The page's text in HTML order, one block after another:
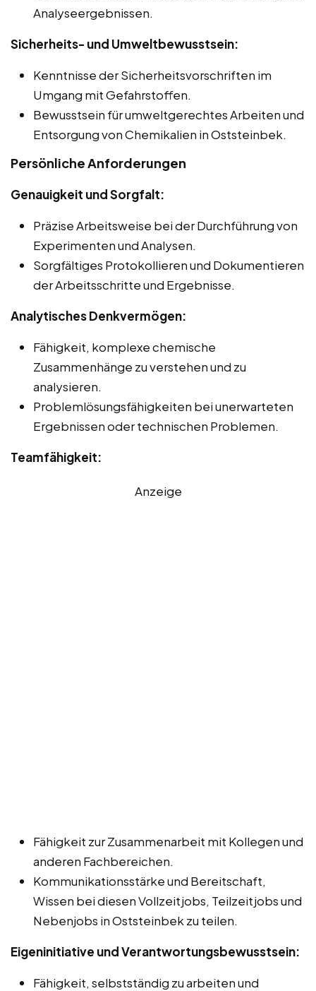
Analyseergebnissen.
Sicherheits- und Umweltbewusstsein:
Kenntnisse der Sicherheitsvorschriften im
Umgang mit Gefahrstoffen.
Bewusstsein für umweltgerechtes Arbeiten und
Entsorgung von Chemikalien in Oststeinbek.
Persönliche Anforderungen
Genauigkeit und Sorgfalt:
Präzise Arbeitsweise bei der Durchführung von
Experimenten und Analysen.
Sorgfältiges Protokollieren und Dokumentieren
der Arbeitsschritte und Ergebnisse.
Analytisches Denkvermögen:
Fähigkeit, komplexe chemische
Zusammenhänge zu verstehen und zu
analysieren.
Problemlösungsfähigkeiten bei unerwarteten
Ergebnissen oder technischen Problemen.
Teamfähigkeit:
Anzeige
Fähigkeit zur Zusammenarbeit mit Kollegen und
anderen Fachbereichen.
Kommunikationsstärke und Bereitschaft,
Wissen bei diesen Vollzeitjobs, Teilzeitjobs und
Nebenjobs in Oststeinbek zu teilen.
Eigeninitiative und Verantwortungsbewusstsein:
Fähigkeit, selbstständig zu arbeiten und